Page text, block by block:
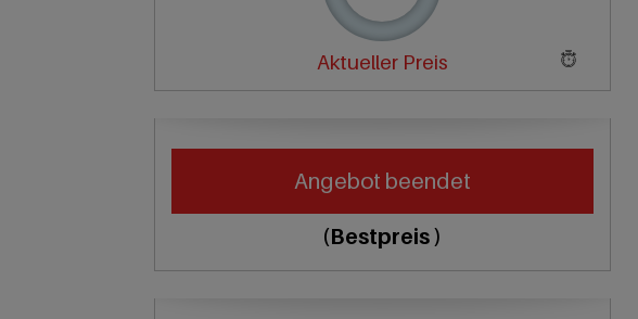
Aktueller Preis
Angebot beendet
(Bestpreis)